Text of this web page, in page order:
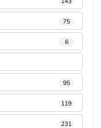
75
6
95
119
231